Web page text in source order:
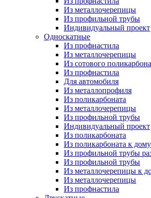
Из металлочерепицы
Из профильной трубы
Индивидуальный проект
Односкатные
Из профнастила
Из металлочерепицы
Из сотового
Из профнастила
Для автомобиля
Из металлопрофиля
Из поликарбоната
Из металлочерепицы
Из профильной трубы
Индивидуальный проект
Из поликарбоната
Из поликарбоната к дому
Из профильной трубы
Из профильной трубы
Из металлочерепицы к
Из металлочерепицы
Из профнастила